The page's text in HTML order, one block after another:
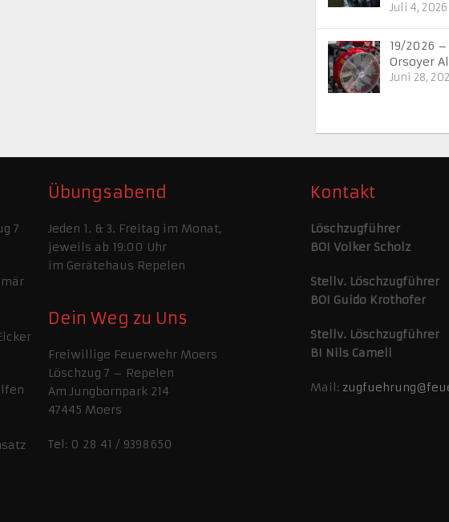
Juli 4, 2026
19/2026
Orsoyer
Juni 28,
7
Übungsabend
Jeden 1. & 3. Freitag im Monat,
jeweils ab 19:00 Uhr
im Gerätehaus Repelen
Dein Weg zu Uns
Freiwillige Feuerwehr Moers
Löschzug 7 – Repelen
Am Jungbornpark 214
47445 Moers
Tel: 0 28 41 / 9398650
Kontakt
Löschzugführer
BOI Volker Scholz
Stellv. Löschzugführer
BOI Guido Krothofer
Stellv. Löschzugführer
BI Nils Cameli
Mail: